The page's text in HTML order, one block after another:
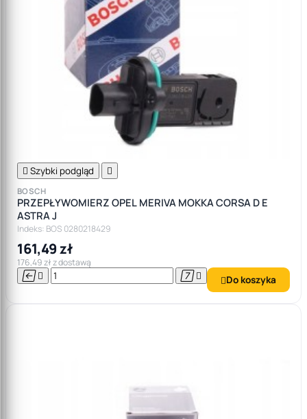
 Szybki podgląd 
BOSCH
PRZEPŁYWOMIERZ OPEL MERIVA MOKKA CORSA D E
ASTRA J
Indeks: BOS 0280218429
161,49 zł
176,49 zł z dostawą
    Do koszyka